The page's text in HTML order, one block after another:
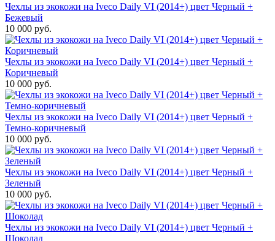
Чехлы из экокожи на Iveco Daily VI (2014+) цвет Черный +
Бежевый
10 000 руб.
Чехлы из экокожи на Iveco Daily VI (2014+) цвет Черный +
Коричневый
10 000 руб.
Чехлы из экокожи на Iveco Daily VI (2014+) цвет Черный +
Темно-коричневый
10 000 руб.
Чехлы из экокожи на Iveco Daily VI (2014+) цвет Черный +
Зеленый
10 000 руб.
Чехлы из экокожи на Iveco Daily VI (2014+) цвет Черный +
Шоколад